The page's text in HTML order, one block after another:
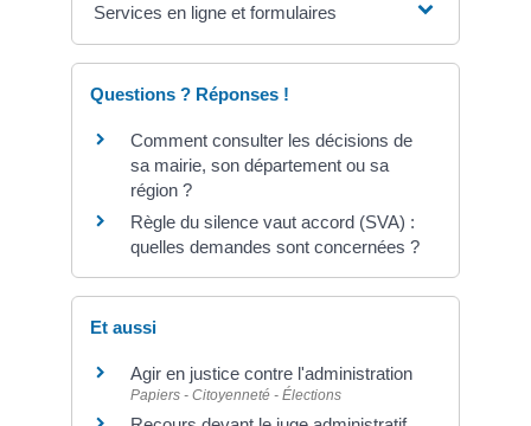
Services en ligne et formulaires
Questions ? Réponses !
Comment consulter les décisions de
sa mairie, son département ou sa
région ?
Règle du silence vaut accord (SVA) :
quelles demandes sont concernées ?
Et aussi
Agir en justice contre l'administration
Papiers - Citoyenneté - Élections